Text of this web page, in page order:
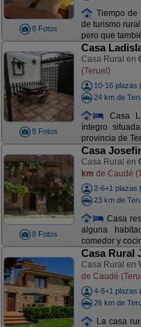
8 Fotos
Tiempo de
de turismo
pero que
8 Fotos
Casa
Casa Rural en
(Teruel)
10-16 plazas
24 km de
Casa
íntegro
provincia de
8 Fotos
Casa
Casa Rural en
km de Caudé
2-6+1 plazas
23 km de
Casa
alguna
comedor y
Casa Rural
Casa Rural en
de Caudé
4-8+1 plazas
26 km de
La casa